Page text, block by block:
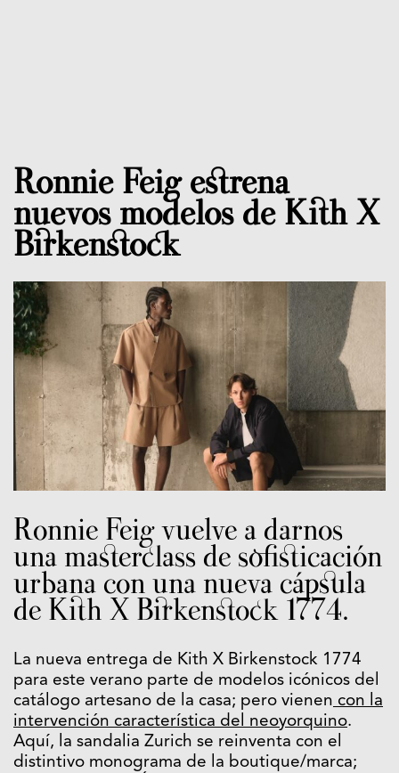
Ronnie Feig estrena
nuevos modelos de Kith X
Birkenstock
Ronnie Feig vuelve a darnos
una masterclass de sofisticación
urbana con una nueva cápsula
de Kith X Birkenstock 1774.
La nueva entrega de Kith X Birkenstock 1774
para este verano parte de modelos icónicos del
catálogo artesano de la casa; pero vienen con la
intervención característica del neoyorquino.
Aquí, la sandalia Zurich se reinventa con el
distintivo monograma de la boutique/marca;